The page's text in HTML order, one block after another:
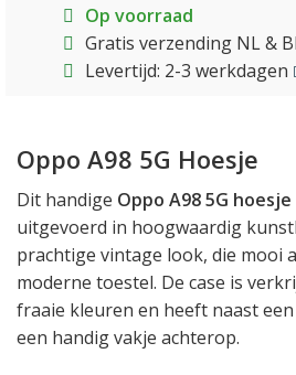
Op voorraad
Gratis verzending NL &
Levertijd: 2-3 werkdagen
Oppo A98 5G Hoesje
Dit handige Oppo A98 5G hoesje
uitgevoerd in hoogwaardig
prachtige vintage look, die mooi
moderne toestel. De case is
fraaie kleuren en heeft naast
een handig vakje achterop.